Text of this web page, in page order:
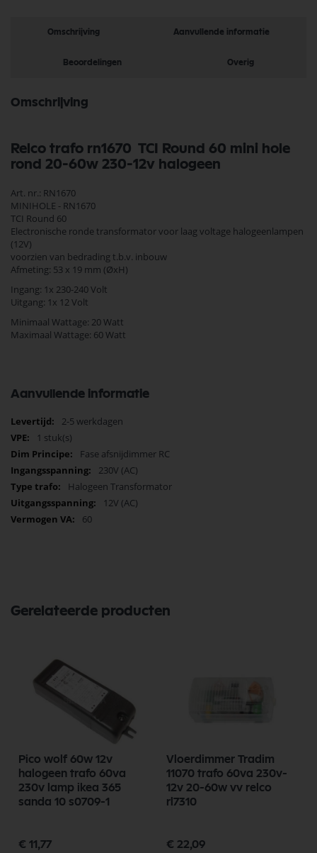
Omschrijving Aanvullende informatie
Beoordelingen Overig
Omschrijving
Relco trafo rn1670 TCI Round 60 mini hole
rond 20-60w 230-12v halogeen
Art. nr.: RN1670
MINIHOLE - RN1670
TCI Round 60
Electronische ronde transformator voor laag voltage halogeenlampen
(12V)
voorzien van bedrading t.b.v. inbouw
Afmeting: 53 x 19 mm (ØxH)
Ingang: 1x 230-240 Volt
Uitgang: 1x 12 Volt
Minimaal Wattage: 20 Watt
Maximaal Wattage: 60 Watt
Aanvullende informatie
Meer
informatie
2-5 werkdagen
1 stuk(s)
Fase afsnijdimmer RC
230V (AC)
Halogeen Transformator
12V (AC)
60
Gerelateerde producten
Pico wolf 60w 12v
halogeen trafo 60va
230v lamp ikea 365
sanda 10 s0709-1
€ 11,77
Vloerdimmer Tradim
11070 trafo 60va 230v-
12v 20-60w vv relco
rl7310
€ 22,09